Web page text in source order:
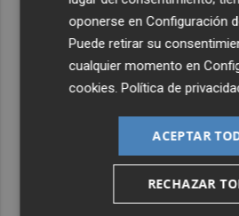
oponerse enConfiguración
Puede retirar su
cualquier momento en
cookies .Política de
ACEPTAR
RECHAZAR